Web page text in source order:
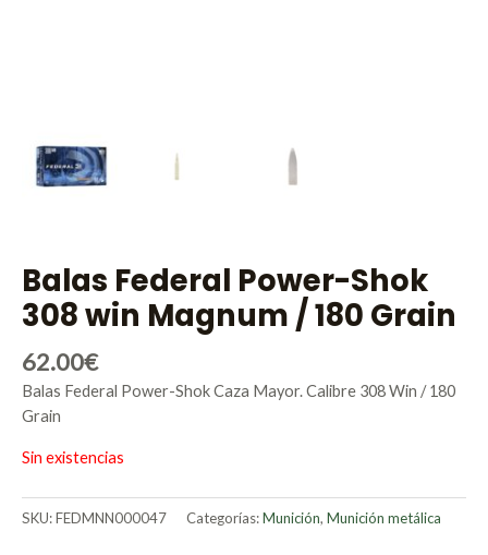
Balas Federal Power-Shok
308 win Magnum / 180 Grain
62.00€
Balas Federal Power-Shok Caza Mayor. Calibre 308 Win / 180
Grain
Sin existencias
SKU:FEDMNN000047 Categorías:Munición, Munición metálica